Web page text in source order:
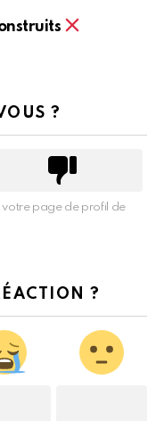
?
votre page de profil de
?